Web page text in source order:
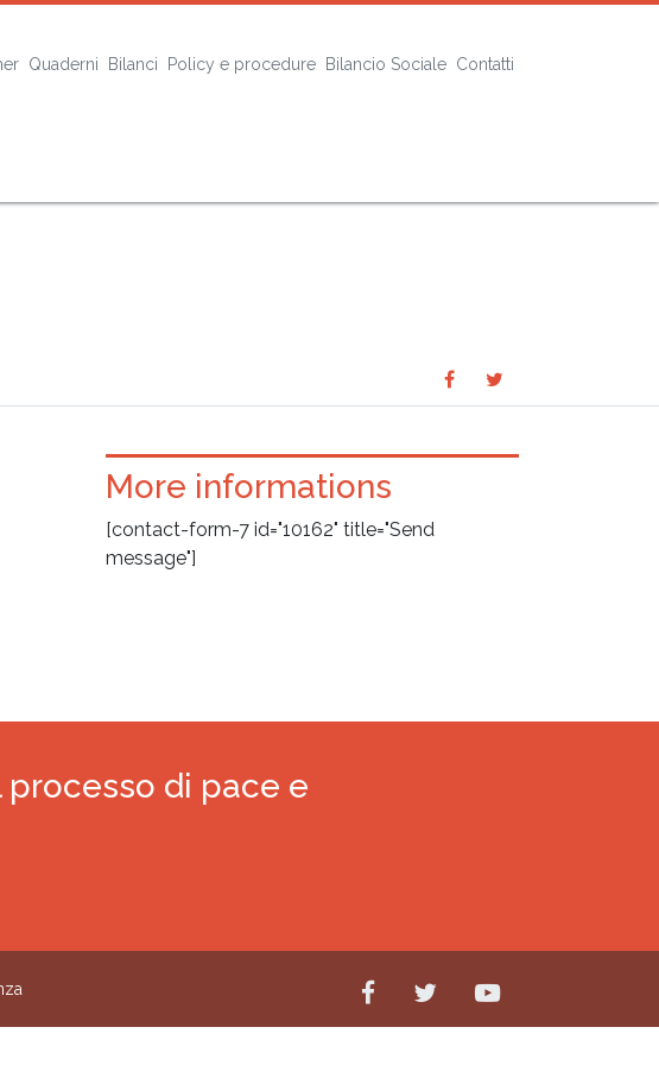
Quaderni Bilanci Policy e procedure Bilancio Sociale Contatti
Share
on
on
More informations
[contact-form-7 id="10162" title="Send
message"]
di pace e